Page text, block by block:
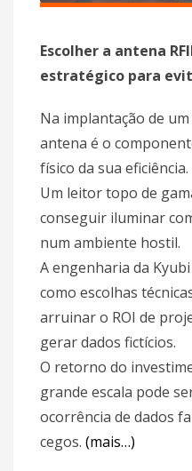
Escolher a antena
estratégico para
Na implantação de um
antena é o
físico da sua eficiência.
Um leitor topo de
conseguir iluminar
num ambiente hostil.
A engenharia da
como escolhas
arruinar o ROI de
gerar dados fictícios.
O retorno do
grande escala pode
ocorrência de dados
cegos. (mais…)